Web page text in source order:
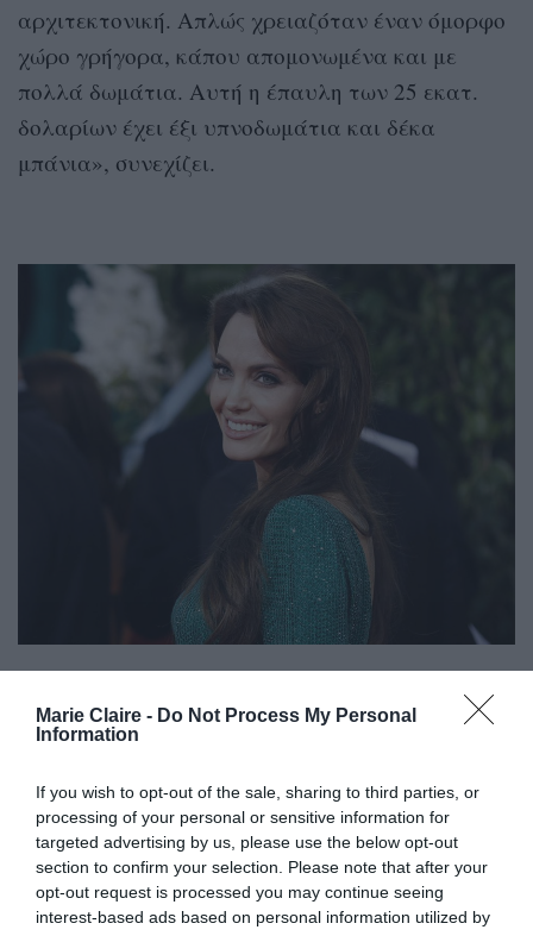
Marie Claire - Do Not Process My Personal
Information
If you wish to opt-out of the sale, sharing to third parties, or
processing of your personal or sensitive information for
targeted advertising by us, please use the below opt-out
section to confirm your selection. Please note that after your
opt-out request is processed you may continue seeing
interest-based ads based on personal information utilized by
αρχιτεκτονική. Απλώς χρειαζόταν έναν όμορφο
χώρο γρήγορα, κάπου απομονωμένα και με
πολλά δωμάτια. Αυτή η έπαυλη των 25 εκατ.
δολαρίων έχει έξι υπνοδωμάτια και δέκα
μπάνια», συνεχίζει.
Η διάσημη ηθοποιός αποκάλυψε ότι μετά το
αρτηριακή πίεση, αλλά και «παράλυση Bell»,
μία κατάσταση που έχει ως συνέπεια την
παράλυση νεύρων του προσώπου. Το
αποτέλεσμα ήταν η μία πλευρά του προσώπου